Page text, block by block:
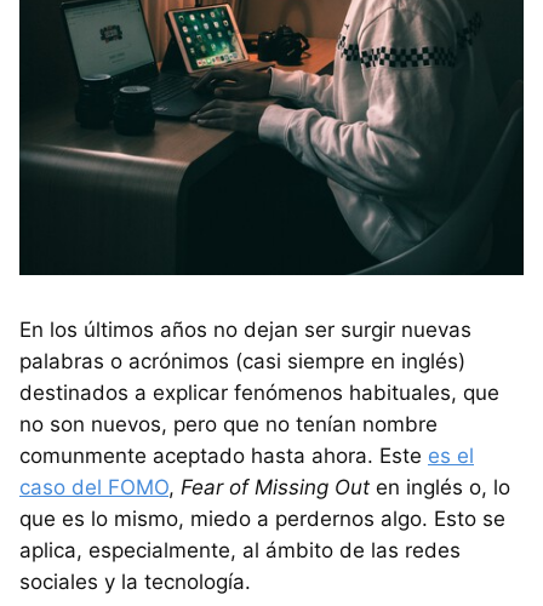
En los últimos años no dejan ser surgir nuevas
palabras o acrónimos (casi siempre en inglés)
destinados a explicar fenómenos habituales, que
no son nuevos, pero que no tenían nombre
comunmente aceptado hasta ahora. Este es el
caso del FOMO, Fear of Missing Out en inglés o, lo
que es lo mismo, miedo a perdernos algo. Esto se
aplica, especialmente, al ámbito de las redes
sociales y la tecnología.